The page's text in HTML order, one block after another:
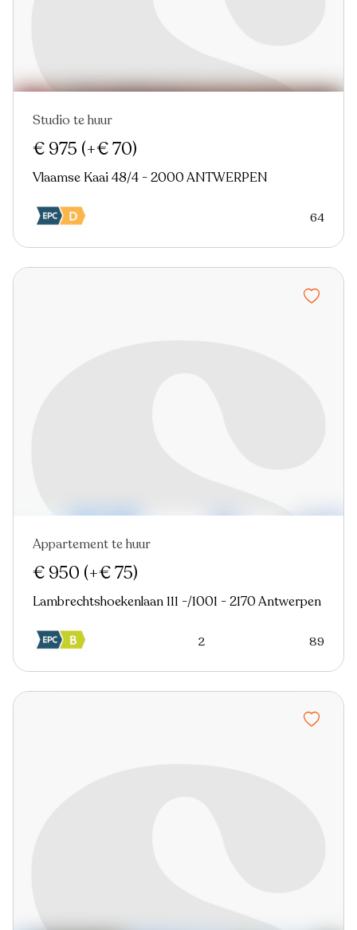
Nieuw
Studio te huur
€ 975 (+€ 70)
Vlaamse Kaai 48/4 - 2000 ANTWERPEN
64
Nieuw
Appartement te huur
€ 950 (+€ 75)
Lambrechtshoekenlaan 111 -/1001 - 2170 Antwerpen
2 89